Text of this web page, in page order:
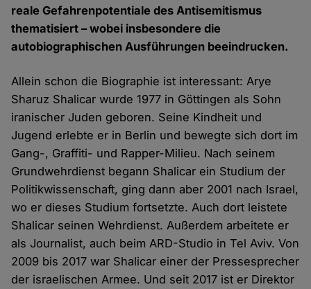
reale Gefahrenpotentiale des Antisemitismus
thematisiert – wobei insbesondere die
autobiographischen Ausführungen beeindrucken.
Allein schon die Biographie ist interessant: Arye
Sharuz Shalicar wurde 1977 in Göttingen als Sohn
iranischer Juden geboren. Seine Kindheit und
Jugend erlebte er in Berlin und bewegte sich dort im
Gang-, Graffiti- und Rapper-Milieu. Nach seinem
Grundwehrdienst begann Shalicar ein Studium der
Politikwissenschaft, ging dann aber 2001 nach Israel,
wo er dieses Studium fortsetzte. Auch dort leistete
Shalicar seinen Wehrdienst. Außerdem arbeitete er
als Journalist, auch beim ARD-Studio in Tel Aviv. Von
2009 bis 2017 war Shalicar einer der Pressesprecher
der israelischen Armee. Und seit 2017 ist er Direktor